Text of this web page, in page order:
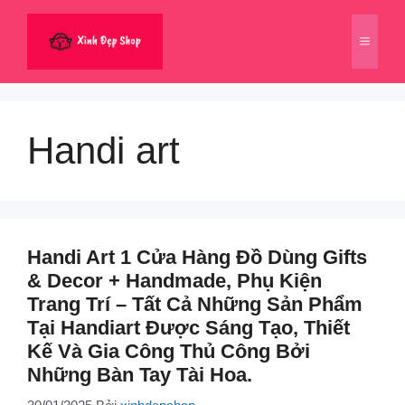
dung
Menu
Handi art
Handi Art 1 Cửa Hàng Đồ Dùng Gifts
& Decor + Handmade, Phụ Kiện
Trang Trí – Tất Cả Những Sản Phẩm
Tại Handiart Được Sáng Tạo, Thiết
Kế Và Gia Công Thủ Công Bởi
Những Bàn Tay Tài Hoa.